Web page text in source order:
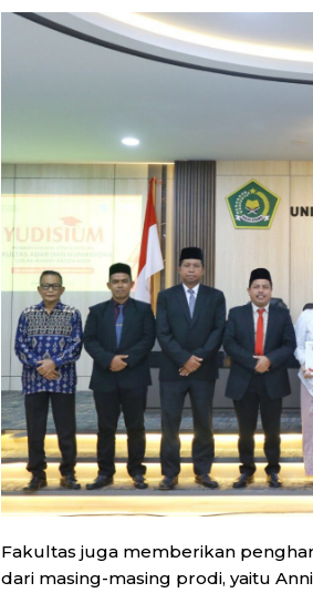
Fakultas juga memberikan
dari masing-masing prodi, yaitu